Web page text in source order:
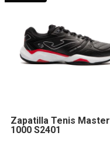
Zapatilla Tenis Master
1000 S2401